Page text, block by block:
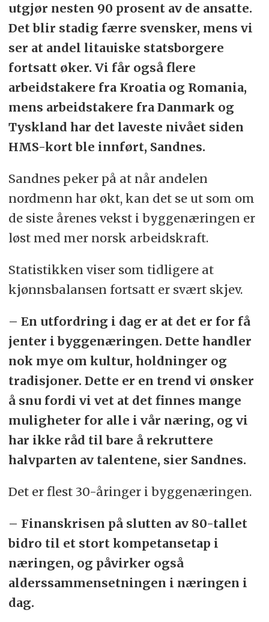
utgjør nesten 90 prosent av de ansatte.
Det blir stadig færre svensker, mens vi
ser at andel litauiske statsborgere
fortsatt øker. Vi får også flere
arbeidstakere fra Kroatia og Romania,
mens arbeidstakere fra Danmark og
Tyskland har det laveste nivået siden
HMS-kort ble innført, Sandnes.
Sandnes peker på at når andelen
nordmenn har økt, kan det se ut som om
de siste årenes vekst i byggenæringen er
løst med mer norsk arbeidskraft.
Statistikken viser som tidligere at
kjønnsbalansen fortsatt er svært skjev.
– En utfordring i dag er at det er for få
jenter i byggenæringen. Dette handler
nok mye om kultur, holdninger og
tradisjoner. Dette er en trend vi ønsker
å snu fordi vi vet at det finnes mange
muligheter for alle i vår næring, og vi
har ikke råd til bare å rekruttere
halvparten av talentene, sier Sandnes.
Det er flest 30-åringer i byggenæringen.
– Finanskrisen på slutten av 80-tallet
bidro til et stort kompetansetap i
næringen, og påvirker også
alderssammensetningen i næringen i
dag.